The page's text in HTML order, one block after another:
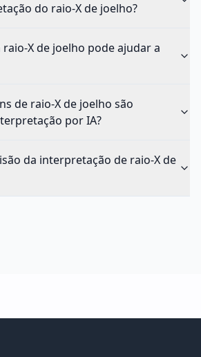
do raio-X de joelho?
X de joelho pode ajudar a
de raio-X de joelho são
por IA?
da interpretação de raio-X de